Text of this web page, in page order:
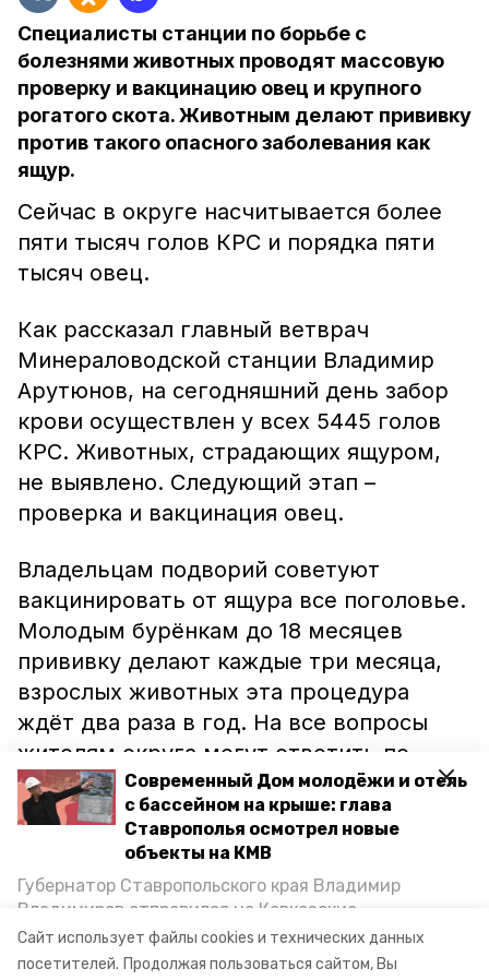
Сайт использует файлы cookies и технических данных
посетителей. Продолжая пользоваться сайтом, Вы
Современный Дом молодёжи и отель
с бассейном на крыше: глава
Ставрополья осмотрел новые
объекты на КМВ
Губернатор Ставропольского края Владимир
Владимиров отправился на Кавказские
Минеральные Воды, чтобы проинспектировать
строительство объектов в Кисловодске и
Специалисты станции по борьбе с
болезнями животных проводят массовую
проверку и вакцинацию овец и крупного
рогатого скота. Животным делают прививку
против такого опасного заболевания как
ящур.
Сейчас в округе насчитывается более
пяти тысяч голов КРС и порядка пяти
тысяч овец.
Как рассказал главный ветврач
Минераловодской станции Владимир
Арутюнов, на сегодняшний день забор
крови осуществлен у всех 5445 голов
КРС. Животных, страдающих ящуром,
не выявлено. Следующий этап –
проверка и вакцинация овец.
Владельцам подворий советуют
вакцинировать от ящура все поголовье.
Молодым бурёнкам до 18 месяцев
прививку делают каждые три месяца,
взрослых животных эта процедура
ждёт два раза в год. На все вопросы
жителям округа могут ответить по
телефонам станции: 7-62-36 и 7-60-75.
Ранее информационный портал
Минеральных Вод сообщал, что в
апреле 2017 года на территории округа
обнаружиликоров, заражённых
бруцеллезом.